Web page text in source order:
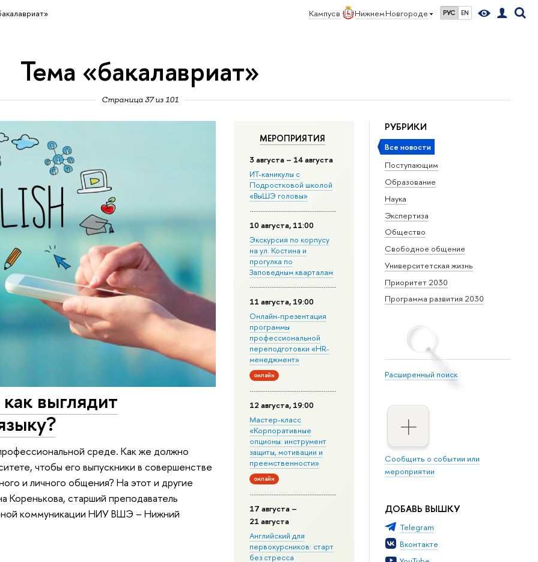
Кампус в Нижнем Новгороде РУС EN
Тема «бакалавриат»
Страница 37 из 101
РУБРИКИ
Все новости
Поступающим
Образование
Наука
Экспертиза
Общество
Свободное общение
Университетская жизнь
Приоритет 2030
Программа развития 2030
Расширенный поиск
Сообщить о событии или
мероприятии
ДОБАВЬ ВЫШКУ
Telegram
Вконтакте
МЕРОПРИЯТИЯ
3 августа – 14 августа
ИТ-каникулы с
Подростковой школой
«ВыШЭ головы»
10 августа, 11:00
Экскурсия по корпусу
на ул. Костина и
прогулка по
Заповедным кварталам
11 августа, 19:00
Онлайн-презентация
программы
профессиональной
переподготовки «HR-
менеджмент»
онлайн
12 августа, 19:00
Мастер-класс
«Корпоративные
опционы: инструмент
защиты, мотивации и
преемственности»
онлайн
17 августа –
21 августа
Английский для
первокурсников: старт
без стресса
выглядит
среде. Как же должно
чтобы его выпускники в совершенстве
и личного общения? На этот и другие
Коренькова, старший преподаватель
коммуникации НИУ ВШЭ – Нижний